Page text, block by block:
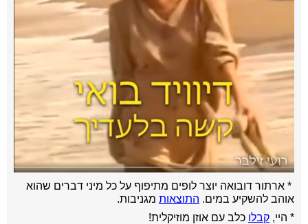
* ארתור דובואה יוצר לופים מתיפוף על כל מיני דברים שהוא
אוהב להשקיע במים. התוצאות מגניבות.
* היי, קבלו כלב עם אוזן מוזיקלית!